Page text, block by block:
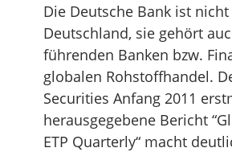
Die Deutsche Bank ist
Deutschland, sie gehört
führenden Banken bzw.
globalen Rohstoffhandel.
Securities Anfang 2011
herausgegebene Bericht
ETP Quarterly“ macht